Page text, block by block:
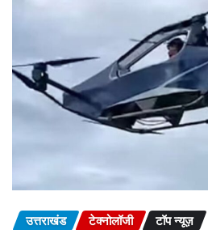
उत्तराखंड टेक्नोलॉजी टॉप न्यूज़